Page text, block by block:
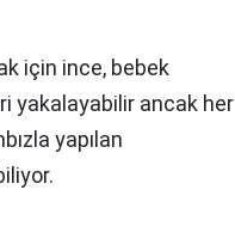
için ince, bebek
yakalayabilir ancak her
yapılan